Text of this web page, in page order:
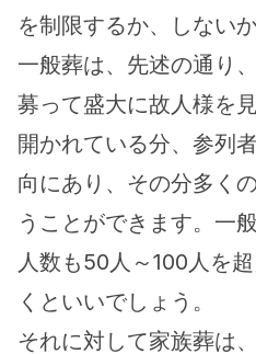
を制限するか、しないか
一般葬は、先述の通り
募って盛大に故人様を
開かれている分、参列
向にあり、その分多く
うことができます。一
人数も50人～100人を
くといいでしょう。
それに対して家族葬は